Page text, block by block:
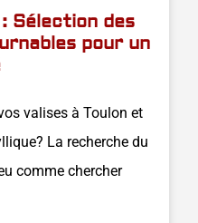
Sélection des
pour un
valises à Toulon et
La recherche du
comme chercher